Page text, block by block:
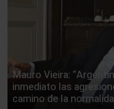
Mauro Vieira:
inmediato las
camino de la